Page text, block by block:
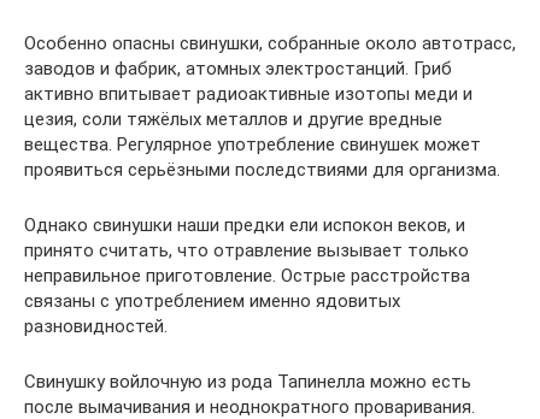
Особенно опасны свинушки, собранные около автотрасс,
заводов и фабрик, атомных электростанций. Гриб
активно впитывает радиоактивные изотопы меди и
цезия, соли тяжёлых металлов и другие вредные
вещества. Регулярное употребление свинушек может
проявиться серьёзными последствиями для организма.
Однако свинушки наши предки ели испокон веков, и
принято считать, что отравление вызывает только
неправильное приготовление. Острые расстройства
связаны с употреблением именно ядовитых
разновидностей.
Свинушку войлочную из рода Тапинелла можно есть
после вымачивания и неоднократного проваривания.